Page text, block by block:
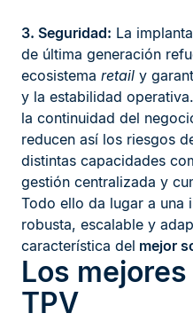
3. Seguridad: La
de última generación
ecosistema retail y
y la estabilidad
la continuidad del
reducen así los riesgos
distintas capacidades
gestión centralizada y
Todo ello da lugar a una
robusta, escalable y
característica del mejor
Los
TPV